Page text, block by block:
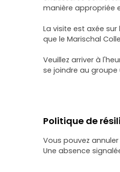
manière appropriée
La visite est axée
que le Marischal
Veuillez arriver à
se joindre au
Politique de
Vous pouvez
Une absence